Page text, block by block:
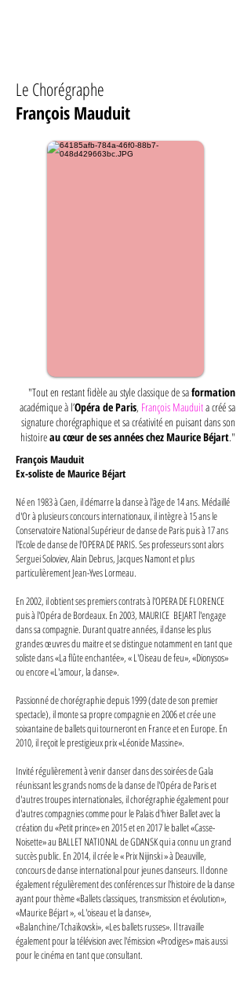
Le Chorégraphe
François Mauduit
"Tout en restant fidèle au style classique de saformation
académique à l’Opéra de Paris, François Mauduita créé sa
signature chorégraphique et sa créativité en puisant dans son
histoireau cœur de ses années chez Maurice Béjart."
François Mauduit
Ex-soliste de Maurice Béjart
Né en 1983 à Caen, il démarre la danse à l'âge de 14 ans. Médaillé
d'Or à plusieurs concours internationaux, il intègre à 15 ans le
Conservatoire National Supérieur de danse de Paris puis à 17 ans
l'Ecole de danse de l'OPERA DE PARIS. Ses professeurs sont alors
Serguei Soloviev, Alain Debrus, Jacques Namont et plus
particulièrement Jean-Yves Lormeau.
En 2002, il obtient ses premiers contrats à l'OPERA DE FLORENCE
puis à l'Opéra de Bordeaux. En 2003, MAURICE BEJART l'engage
dans sa compagnie. Durant quatre années, il danse les plus
grandes œuvres du maitre et se distingue notamment en tant que
soliste dans «La flûte enchantée», « L'Oiseau de feu», «Dionysos»
ou encore «L'amour, la danse».
Passionné de chorégraphie depuis 1999 (date de son premier
spectacle), il monte sa propre compagnie en 2006 et crée une
soixantaine de ballets qui tourneront en France et en Europe. En
2010, il reçoit le prestigieux prix «Léonide Massine».
Invité régulièrement à venir danser dans des soirées de Gala
réunissant les grands noms de la danse de l'Opéra de Paris et
d'autres troupes internationales, il chorégraphie également pour
d'autres compagnies comme pour le Palais d'hiver Ballet avec la
création du «Petit prince» en 2015 et en 2017 le ballet «Casse-
Noisette» au BALLET NATIONAL de GDANSK qui a connu un grand
succès public. En 2014, il crée le « Prix Nijinski » à Deauville,
concours de danse international pour jeunes danseurs. Il donne
également régulièrement des conférences sur l'histoire de la danse
ayant pour thème «Ballets classiques, transmission et évolution»,
«Maurice Béjart », «L'oiseau et la danse»,
«Balanchine/Tchaïkovski», «Les ballets russes». Il travaille
également pour la télévision avec l'émission «Prodiges» mais aussi
pour le cinéma en tant que consultant.